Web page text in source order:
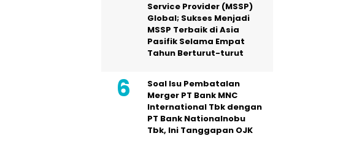
Service Provider (MSSP)
Global; Sukses Menjadi
MSSP Terbaik di Asia
Pasifik Selama Empat
Tahun Berturut-turut
Soal Isu Pembatalan
Merger PT Bank MNC
International Tbk dengan
PT Bank Nationalnobu
Tbk, Ini Tanggapan OJK